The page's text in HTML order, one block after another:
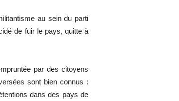
au sein du parti
de fuir le pays, quitte à
par des citoyens
sont bien connus :
dans des pays de